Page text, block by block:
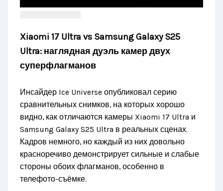
Xiaomi 17 Ultra vs Samsung Galaxy S25
Ultra: наглядная дуэль камер двух
суперфлагманов
Инсайдер Ice Universe опубликовал серию
сравнительных снимков, на которых хорошо
видно, как отличаются камеры Xiaomi 17 Ultra и
Samsung Galaxy S25 Ultra в реальных сценах.
Кадров немного, но каждый из них довольно
красноречиво демонстрирует сильные и слабые
стороны обоих флагманов, особенно в
телефото-съёмке.